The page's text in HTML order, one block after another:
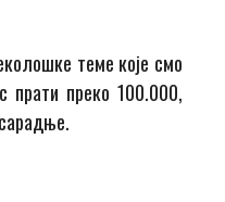
теме које смо
прати преко 100.000,